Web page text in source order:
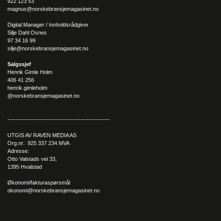
og når de ser at vi er ekstremt nøye på kvalitet og at den er på
uke.
– Vi er bæst på fesk, ler Andreassen.
magnus@norskebransjemagasinet.no
Digital Manager / Innholdsrådgiver
Silje Dahl Osnes
97 34 16 99
silje@norskebransjemagasinet.no
Salgssjef
Henrik Gimle Holm
406 41 256
henrik.gimleholm
@norskebransjemagasinet.no
----------------------------------------------------
UTGIS AV RAVEN MEDIA AS
Org.nr: 925 337 234 MVA
Adresse:
Otto Valstads vei 33,
1395 Hvalstad
Økonomi/fakturaspørsmål
okonomi@norskebransjemagasinet.no